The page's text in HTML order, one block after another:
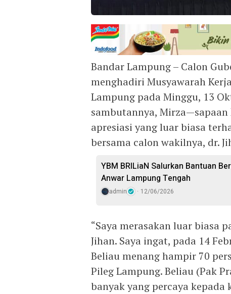
Bandar Lampung – Calon
menghadiri Musyawarah
Lampung pada Minggu, 13
sambutannya,
apresiasi yang luar biasa
bersama calon wakilnya, dr.
YBM BRILiaN Salurkan Bantuan
Anwar Lampung Tengah
admin 12/06/2026
“Saya merasakan luar biasa
Jihan. Saya ingat, pada 14
Beliau menang hampir 70
Pileg Lampung. Beliau (Pak
banyak yang percaya